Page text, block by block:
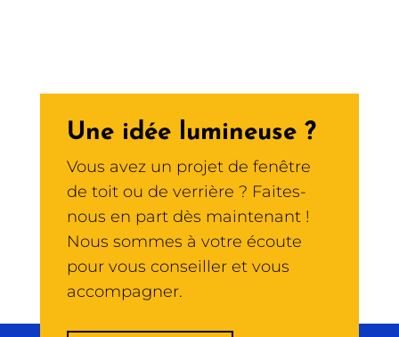
Une idée lumineuse ?
Vous avez un projet de fenêtre
de toit ou de verrière ? Faites-
nous en part dès maintenant !
Nous sommes à votre écoute
pour vous conseiller et vous
accompagner.